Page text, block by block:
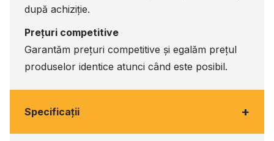
după achiziție.
Prețuri competitive
Garantăm prețuri competitive și egalăm prețul
produselor identice atunci când este posibil.
Specificaţii +